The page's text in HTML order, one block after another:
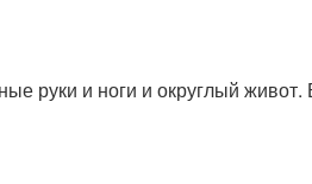
руки и ноги и округлый